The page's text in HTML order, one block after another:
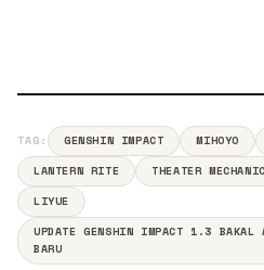
TAG: GENSHIN IMPACT MIHOYO
LANTERN RITE
THEATER
LIYUE
UPDATE GENSHIN IMPACT 1.3 BAKAL
BARU